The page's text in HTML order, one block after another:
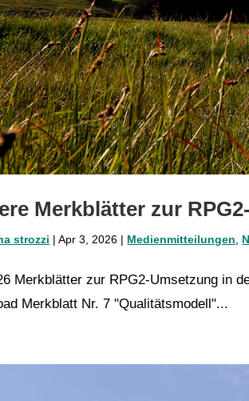
Merkblätter zur
strozzi |Apr 3, 2026 | Medienmitteilungen
Merkblätter zur RPG2-Umsetzung in
Merkblatt Nr. 7 "Qualitätsmodell"...